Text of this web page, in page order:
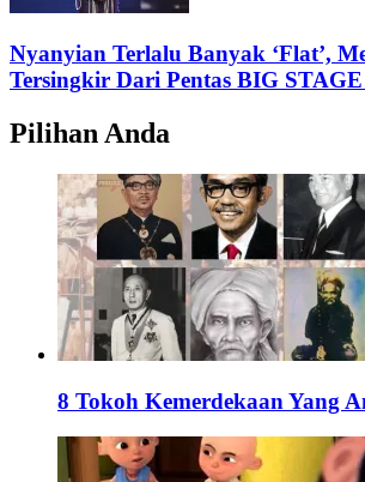
Nyanyian Terlalu Banyak ‘Flat’,
Tersingkir Dari Pentas BIG STAGE
Pilihan Anda
8 Tokoh Kemerdekaan Yang